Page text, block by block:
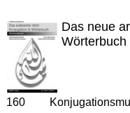
Das neue
Wörterbuch
160